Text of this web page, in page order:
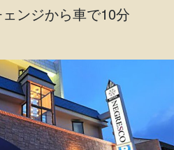
ンジから車で10分